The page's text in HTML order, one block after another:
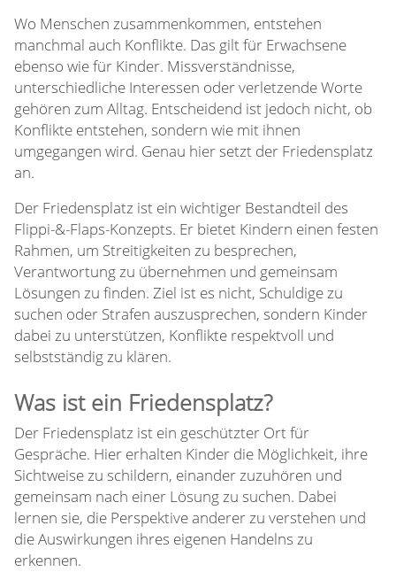
Wo Menschen zusammenkommen, entstehen
manchmal auch Konflikte. Das gilt für Erwachsene
ebenso wie für Kinder. Missverständnisse,
unterschiedliche Interessen oder verletzende Worte
gehören zum Alltag. Entscheidend ist jedoch nicht, ob
Konflikte entstehen, sondern wie mit ihnen
umgegangen wird. Genau hier setzt der Friedensplatz
an.
Der Friedensplatz ist ein wichtiger Bestandteil des
Flippi-&-Flaps-Konzepts. Er bietet Kindern einen festen
Rahmen, um Streitigkeiten zu besprechen,
Verantwortung zu übernehmen und gemeinsam
Lösungen zu finden. Ziel ist es nicht, Schuldige zu
suchen oder Strafen auszusprechen, sondern Kinder
dabei zu unterstützen, Konflikte respektvoll und
selbstständig zu klären.
Was ist ein Friedensplatz?
Der Friedensplatz ist ein geschützter Ort für
Gespräche. Hier erhalten Kinder die Möglichkeit, ihre
Sichtweise zu schildern, einander zuzuhören und
gemeinsam nach einer Lösung zu suchen. Dabei
lernen sie, die Perspektive anderer zu verstehen und
die Auswirkungen ihres eigenen Handelns zu
erkennen.